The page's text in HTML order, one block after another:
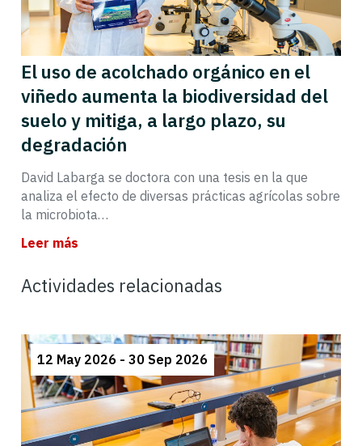
El uso de acolchado orgánico en el
viñedo aumenta la biodiversidad del
suelo y mitiga, a largo plazo, su
degradación
David Labarga se doctora con una tesis en la que
analiza el efecto de diversas prácticas agrícolas sobre
la microbiota…
Leer más
Actividades relacionadas
12 May 2026 - 30 Sep 2026